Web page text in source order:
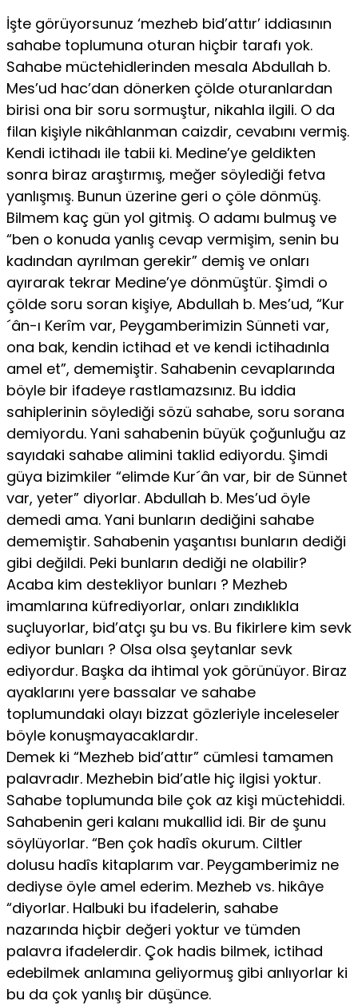
İşte görüyorsunuz ‘mezheb bid’attır’ iddiasının
sahabe toplumuna oturan hiçbir tarafı yok.
Sahabe müctehidlerinden mesala Abdullah b.
Mes’ud hac’dan dönerken çölde oturanlardan
birisi ona bir soru sormuştur, nikahla ilgili. O da
filan kişiyle nikâhlanman caizdir, cevabını vermiş.
Kendi ictihadı ile tabii ki. Medine’ye geldikten
sonra biraz araştırmış, meğer söylediği fetva
yanlışmış. Bunun üzerine geri o çöle dönmüş.
Bilmem kaç gün yol gitmiş. O adamı bulmuş ve
“ben o konuda yanlış cevap vermişim, senin bu
kadından ayrılman gerekir” demiş ve onları
ayırarak tekrar Medine’ye dönmüştür. Şimdi o
çölde soru soran kişiye, Abdullah b. Mes’ud, “Kur
´ân-ı Kerîm var, Peygamberimizin Sünneti var,
ona bak, kendin ictihad et ve kendi ictihadınla
amel et”, dememiştir. Sahabenin cevaplarında
böyle bir ifadeye rastlamazsınız. Bu iddia
sahiplerinin söylediği sözü sahabe, soru sorana
demiyordu. Yani sahabenin büyük çoğunluğu az
sayıdaki sahabe alimini taklid ediyordu. Şimdi
güya bizimkiler “elimde Kur´ân var, bir de Sünnet
var, yeter” diyorlar. Abdullah b. Mes’ud öyle
demedi ama. Yani bunların dediğini sahabe
dememiştir. Sahabenin yaşantısı bunların dediği
gibi değildi. Peki bunların dediği ne olabilir?
Acaba kim destekliyor bunları ? Mezheb
imamlarına küfrediyorlar, onları zındıklıkla
suçluyorlar, bid’atçı şu bu vs. Bu fikirlere kim sevk
ediyor bunları ? Olsa olsa şeytanlar sevk
ediyordur. Başka da ihtimal yok görünüyor. Biraz
ayaklarını yere bassalar ve sahabe
toplumundaki olayı bizzat gözleriyle inceleseler
böyle konuşmayacaklardır.
Demek ki “Mezheb bid’attır” cümlesi tamamen
palavradır. Mezhebin bid’atle hiç ilgisi yoktur.
Sahabe toplumunda bile çok az kişi müctehiddi.
Sahabenin geri kalanı mukallid idi. Bir de şunu
söylüyorlar. “Ben çok hadîs okurum. Ciltler
dolusu hadîs kitaplarım var. Peygamberimiz ne
dediyse öyle amel ederim. Mezheb vs. hikâye
“diyorlar. Halbuki bu ifadelerin, sahabe
nazarında hiçbir değeri yoktur ve tümden
palavra ifadelerdir. Çok hadis bilmek, ictihad
edebilmek anlamına geliyormuş gibi anlıyorlar ki
bu da çok yanlış bir düşünce.